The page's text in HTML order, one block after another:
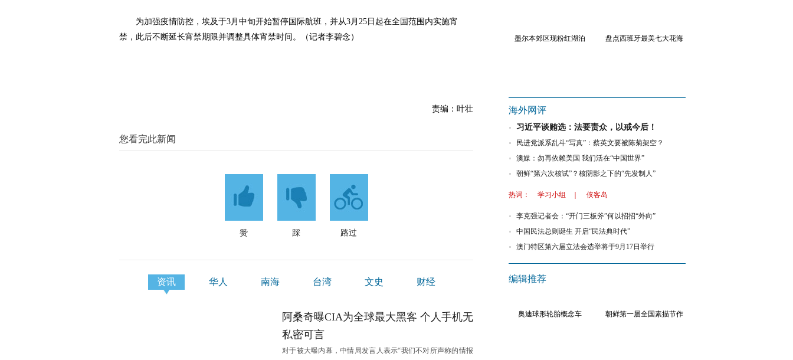
为加强疫情防控，埃及于3月中旬开始暂停国际航班，并从3月25日起在全国范围内实施宵
禁，此后不断延长宵禁期限并调整具体宵禁时间。（记者李碧念）
责编：叶壮
您看完此新闻
赞 踩 路过
资讯 华人 南海 台湾 文史
财经
阿桑奇曝CIA为全球最大黑客 个人手机无
私密可言
对于被大曝内幕，中情局发言人表示“我们不对所声称的情报
八旬美国老太来中国报救命之恩
墨尔本郊区现粉红湖泊 盘点西班牙最美七大花海
海外网评
习近平谈贿选：法要责众，以戒今后！
民进党派系乱斗“写真”：蔡英文要被陈菊架空？
澳媒：勿再依赖美国 我们活在“中国世界”
朝鲜“第六次核试”？核阴影之下的“先发制人”
热词： 学习小组 侠客岛
李克强记者会：“开门三板斧”何以招招“外向”
中国民法总则诞生 开启“民法典时代”
澳门特区第六届立法会选举将于9月17日举行
编辑推荐
奥迪球形轮胎概念车
朝鲜第一届全国素描节作